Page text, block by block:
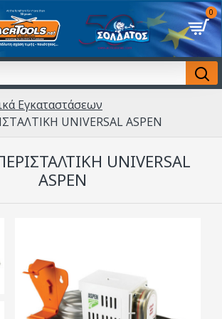
0
Εγκαταστάσεων
UNIVERSAL ASPEN
UNIVERSAL
ASPEN